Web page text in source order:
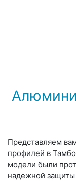
Представляем
профилей в
модели были
надежной